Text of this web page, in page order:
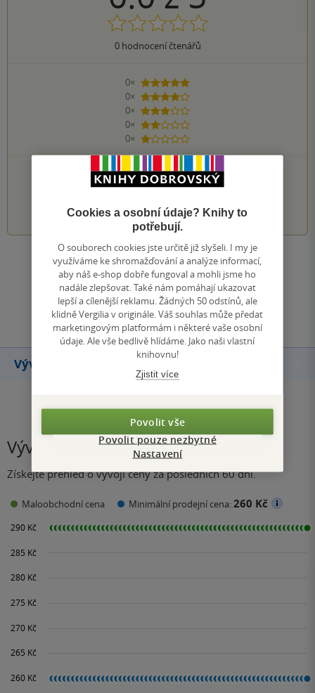
0hodnocení čtenářů
0×
5 hvězdiček
0×
4 hvězdičky
0×
3 hvězdičky
0×
2 hvězdičky
0×
1 hvezdička
PŘIDEJTE SVÉ HODNOCENÍ KNIHY
Zobrazit všechna hodnocení
Přidat hodnocení
Vývoj ceny
Vývoj ceny
Získejte přehled o vývoji ceny za posledních 60 dní.
Maloobchodní cena Minimální prodejní cena:260 Kč
Cookies a osobní údaje? Knihy to
potřebují.
O souborech cookies jste určitě již slyšeli. I my je
využíváme ke shromažďování a analýze informací,
aby náš e-shop dobře fungoval a mohli jsme ho
nadále zlepšovat. Také nám pomáhají ukazovat
lepší a cílenější reklamu. Žádných 50 odstínů, ale
klidně Vergilia v originále. Váš souhlas může předat
marketingovým platformám i některé vaše osobní
údaje. Ale vše bedlivě hlídáme. Jako naši vlastní
knihovnu!
Zjistit více
Povolit vše
Povolit pouze nezbytné
Nastavení